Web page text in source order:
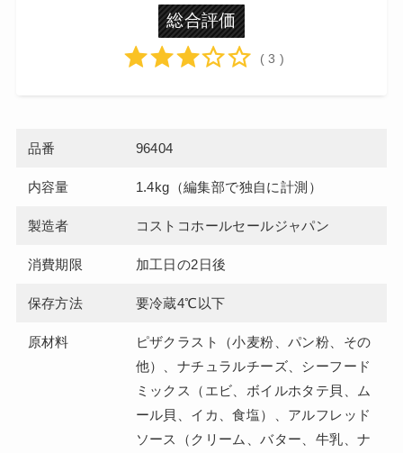
総合評価
( 3 )
品番 96404
内容量 1.4kg（編集部で独自に計測）
製造者 コストコホールセールジャパン
消費期限 加工日の2日後
保存方法 要冷蔵4℃以下
原材料
ピザクラスト（小麦粉、パン粉、その
他）、ナチュラルチーズ、シーフード
ミックス（エビ、ボイルホタテ貝、ム
ール貝、イカ、食塩）、アルフレッド
ソース（クリーム、バター、牛乳、ナ